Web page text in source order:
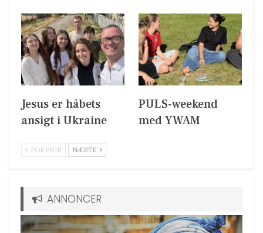
Jesus er håbets
ansigt i Ukraine
PULS-weekend
med YWAM
FORRIGE NÆSTE
ANNONCER